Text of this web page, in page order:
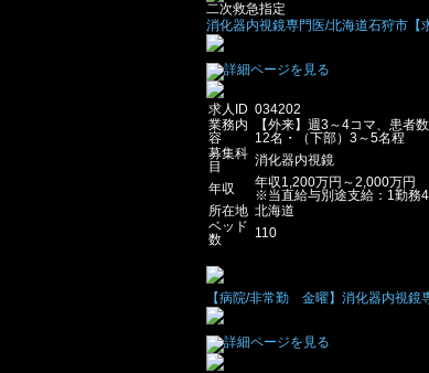
二次救急指定
消化器内視鏡専門医/北海道石狩市【
求人ID 034202
業務内
容
【外来】週3～4コマ、患者
12名・（下部）3～5名程
募集科
目
消化器内視鏡
年収
年収1,200万円～2,000万円
※当直給与別途支給：1勤務
所在地 北海道
ベッド
数
110
【病院/非常勤 金曜】消化器内視鏡